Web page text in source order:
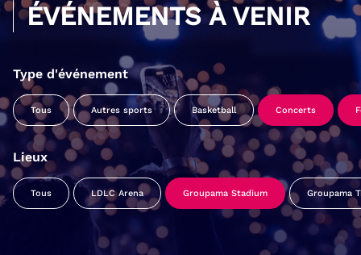
ÉVÉNEMENTS À VENIR
Type d'événement
Tous Autres sports Basketball Concerts
Lieux
Tous LDLC Arena Groupama Stadium Groupama